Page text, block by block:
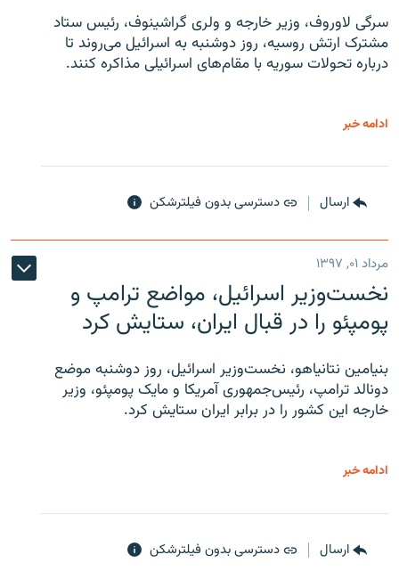
سرگی لاوروف، وزیر خارجه و ولری گراشینوف، رئیس ستاد
مشترک ارتش روسیه، روز دوشنبه به اسرائیل می‌روند تا
درباره تحولات سوریه با مقام‌های اسرائیلی مذاکره کنند.
ادامه خبر
ارسال دسترسی بدون فیلترشکن
مرداد ۰۱, ۱۳۹۷
نخست‌وزیر اسرائیل، مواضع ترامپ و
پومپئو را در قبال ایران، ستایش کرد
بنیامین نتانیاهو، نخست‌وزیر اسرائیل، روز دوشنبه موضع
دونالد ترامپ، رئیس‌جمهوری آمریکا و مایک پومپئو، وزیر
خارجه این کشور را در برابر ایران ستایش کرد.
ادامه خبر
ارسال دسترسی بدون فیلترشکن